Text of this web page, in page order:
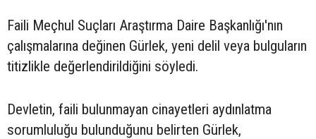
Faili Meçhul Suçları Araştırma Daire Başkanlığı'nın
çalışmalarına değinen Gürlek, yeni delil veya bulguların
titizlikle değerlendirildiğini söyledi.
Devletin, faili bulunmayan cinayetleri aydınlatma
sorumluluğu bulunduğunu belirten Gürlek,